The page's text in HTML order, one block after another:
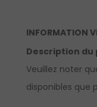
INFORMATION
Description du
Veuillez noter
disponibles que